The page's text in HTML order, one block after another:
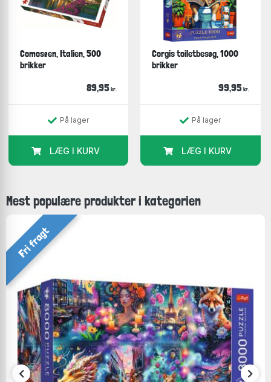
Comosøen, Italien, 500
brikker
89,95 kr.
På lager
LÆG I KURV
Corgis toiletbesøg, 1000
brikker
99,95 kr.
På lager
LÆG I KURV
Mest populære produkter i kategorien
Fri fragt